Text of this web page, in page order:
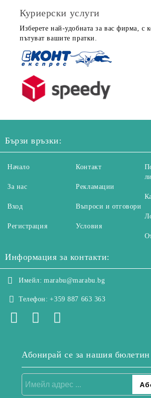
Куриерски услуги
Изберете най-удобната за вас фирма, с
пътуват вашите пратки.
Бързи връзки:
Начало
За нас
Вход
Регистрация
Контакт
Рекламации
Въпроси и отговори
Условия
Информация за контакти:
Имейл: marabu@marabu.bg
Телефон: +359 887 663 363
Абонирай се за нашия бюлетин